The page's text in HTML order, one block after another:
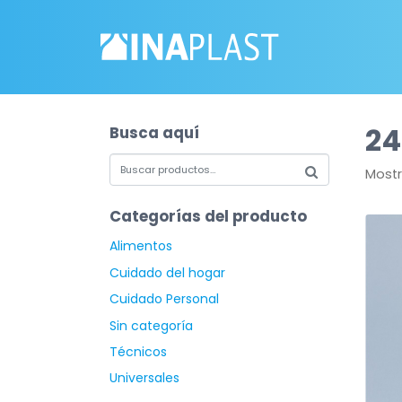
Busca aquí
Categorías del producto
Alimentos
Cuidado del hogar
Cuidado Personal
Sin categoría
Técnicos
Universales